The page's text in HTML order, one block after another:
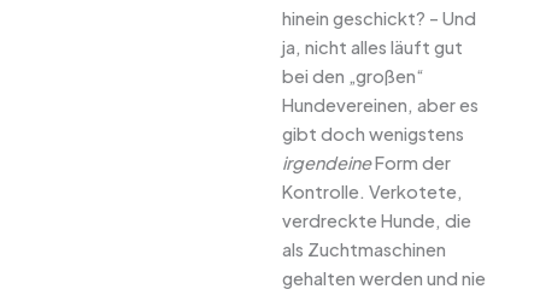
hinein geschickt? – Und
ja, nicht alles läuft gut
bei den „großen“
Hundevereinen, aber es
gibt doch wenigstens
irgendeineForm der
Kontrolle. Verkotete,
verdreckte Hunde, die
als Zuchtmaschinen
gehalten werden und nie